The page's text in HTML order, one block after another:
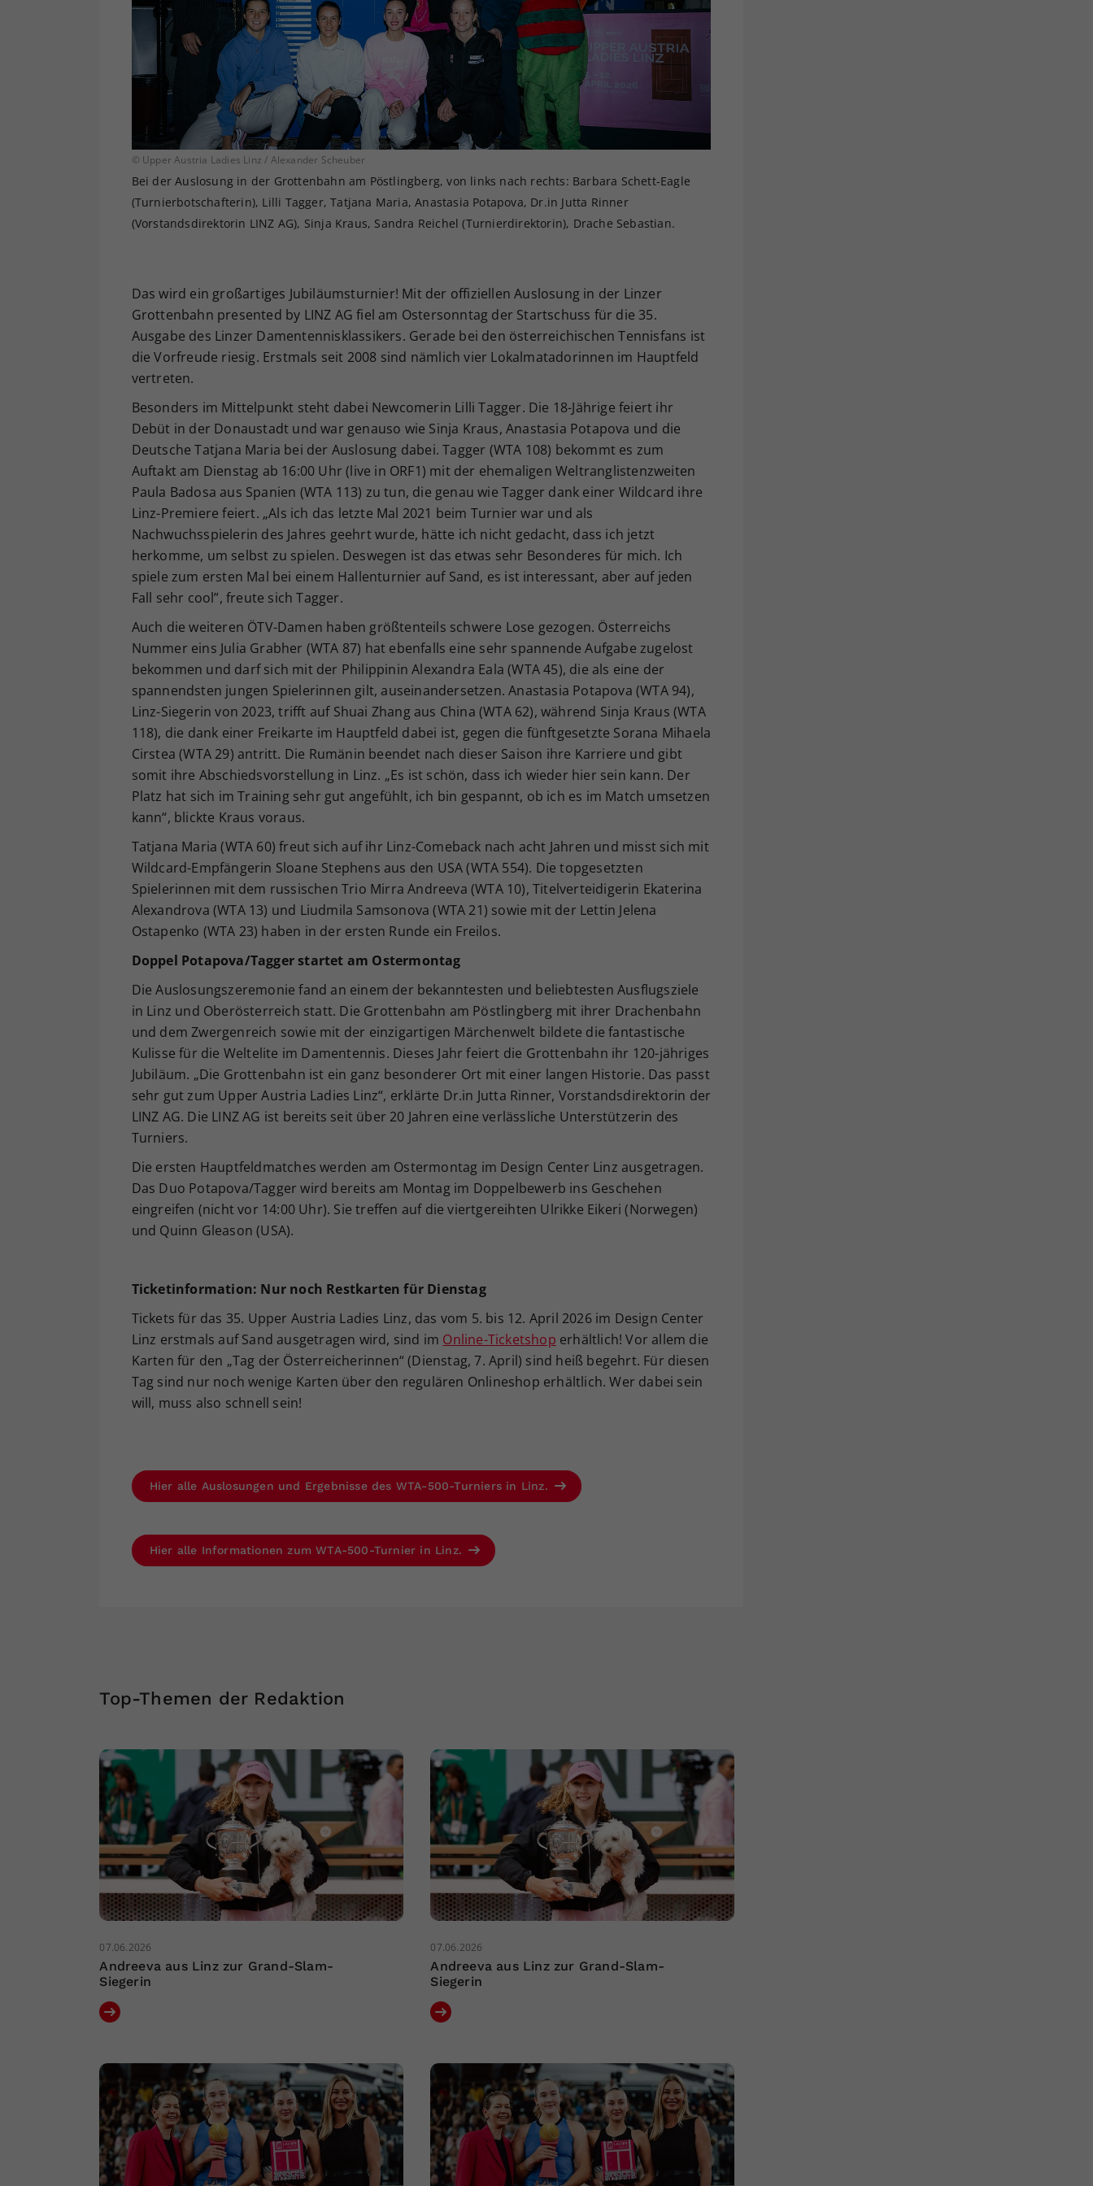
© Upper Austria Ladies Linz / Alexander Scheuber
Bei der Auslosung in der Grottenbahn am Pöstlingberg, von links nach rechts: Barbara Schett-Eagle
(Turnierbotschafterin), Lilli Tagger, Tatjana Maria, Anastasia Potapova, Dr.in Jutta Rinner
(Vorstandsdirektorin LINZ AG), Sinja Kraus, Sandra Reichel (Turnierdirektorin), Drache Sebastian.
Das wird ein großartiges Jubiläumsturnier! Mit der offiziellen Auslosung in der Linzer
Grottenbahn presented by LINZ AG fiel am Ostersonntag der Startschuss für die 35.
Ausgabe des Linzer Damentennisklassikers. Gerade bei den österreichischen Tennisfans ist
die Vorfreude riesig. Erstmals seit 2008 sind nämlich vier Lokalmatadorinnen im Hauptfeld
vertreten.
Besonders im Mittelpunkt steht dabei Newcomerin Lilli Tagger. Die 18-Jährige feiert ihr
Debüt in der Donaustadt und war genauso wie Sinja Kraus, Anastasia Potapova und die
Deutsche Tatjana Maria bei der Auslosung dabei. Tagger (WTA 108) bekommt es zum
Auftakt am Dienstag ab 16:00 Uhr (live in ORF1) mit der ehemaligen Weltranglistenzweiten
Paula Badosa aus Spanien (WTA 113) zu tun, die genau wie Tagger dank einer Wildcard ihre
Linz-Premiere feiert. „Als ich das letzte Mal 2021 beim Turnier war und als
Nachwuchsspielerin des Jahres geehrt wurde, hätte ich nicht gedacht, dass ich jetzt
herkomme, um selbst zu spielen. Deswegen ist das etwas sehr Besonderes für mich. Ich
spiele zum ersten Mal bei einem Hallenturnier auf Sand, es ist interessant, aber auf jeden
Fall sehr cool”, freute sich Tagger.
Auch die weiteren ÖTV-Damen haben größtenteils schwere Lose gezogen. Österreichs
Nummer eins Julia Grabher (WTA 87) hat ebenfalls eine sehr spannende Aufgabe zugelost
bekommen und darf sich mit der Philippinin Alexandra Eala (WTA 45), die als eine der
spannendsten jungen Spielerinnen gilt, auseinandersetzen. Anastasia Potapova (WTA 94),
Linz-Siegerin von 2023, trifft auf Shuai Zhang aus China (WTA 62), während Sinja Kraus (WTA
118), die dank einer Freikarte im Hauptfeld dabei ist, gegen die fünftgesetzte Sorana Mihaela
Cirstea (WTA 29) antritt. Die Rumänin beendet nach dieser Saison ihre Karriere und gibt
somit ihre Abschiedsvorstellung in Linz. „Es ist schön, dass ich wieder hier sein kann. Der
Platz hat sich im Training sehr gut angefühlt, ich bin gespannt, ob ich es im Match umsetzen
kann“, blickte Kraus voraus.
Tatjana Maria (WTA 60) freut sich auf ihr Linz-Comeback nach acht Jahren und misst sich mit
Wildcard-Empfängerin Sloane Stephens aus den USA (WTA 554). Die topgesetzten
Spielerinnen mit dem russischen Trio Mirra Andreeva (WTA 10), Titelverteidigerin Ekaterina
Alexandrova (WTA 13) und Liudmila Samsonova (WTA 21) sowie mit der Lettin Jelena
Ostapenko (WTA 23) haben in der ersten Runde ein Freilos.
Doppel Potapova/Tagger startet am Ostermontag
Die Auslosungszeremonie fand an einem der bekanntesten und beliebtesten Ausflugsziele
in Linz und Oberösterreich statt. Die Grottenbahn am Pöstlingberg mit ihrer Drachenbahn
und dem Zwergenreich sowie mit der einzigartigen Märchenwelt bildete die fantastische
Kulisse für die Weltelite im Damentennis. Dieses Jahr feiert die Grottenbahn ihr 120-jähriges
Jubiläum. „Die Grottenbahn ist ein ganz besonderer Ort mit einer langen Historie. Das passt
sehr gut zum Upper Austria Ladies Linz“, erklärte Dr.in Jutta Rinner, Vorstandsdirektorin der
LINZ AG. Die LINZ AG ist bereits seit über 20 Jahren eine verlässliche Unterstützerin des
Turniers.
Die ersten Hauptfeldmatches werden am Ostermontag im Design Center Linz ausgetragen.
Das Duo Potapova/Tagger wird bereits am Montag im Doppelbewerb ins Geschehen
eingreifen (nicht vor 14:00 Uhr). Sie treffen auf die viertgereihten Ulrikke Eikeri (Norwegen)
und Quinn Gleason (USA).
Ticketinformation: Nur noch Restkarten für Dienstag
Tickets für das 35. Upper Austria Ladies Linz, das vom 5. bis 12. April 2026 im Design Center
Linz erstmals auf Sand ausgetragen wird, sind im Online-Ticketshop erhältlich! Vor allem die
Karten für den „Tag der Österreicherinnen“ (Dienstag, 7. April) sind heiß begehrt. Für diesen
Tag sind nur noch wenige Karten über den regulären Onlineshop erhältlich. Wer dabei sein
will, muss also schnell sein!
Hier alle Auslosungen und Ergebnisse des WTA-500-Turniers in Linz.
Hier alle Informationen zum WTA-500-Turnier in Linz.
Top-Themen der Redaktion
07.06.2026
Andreeva aus Linz zur Grand-Slam-
Siegerin
07.06.2026
Andreeva aus Linz zur Grand-Slam-
Siegerin
Ihrer vorgenommen Einstellungen, falls der
Webseiten-Betreiber dies eingestellt hat.